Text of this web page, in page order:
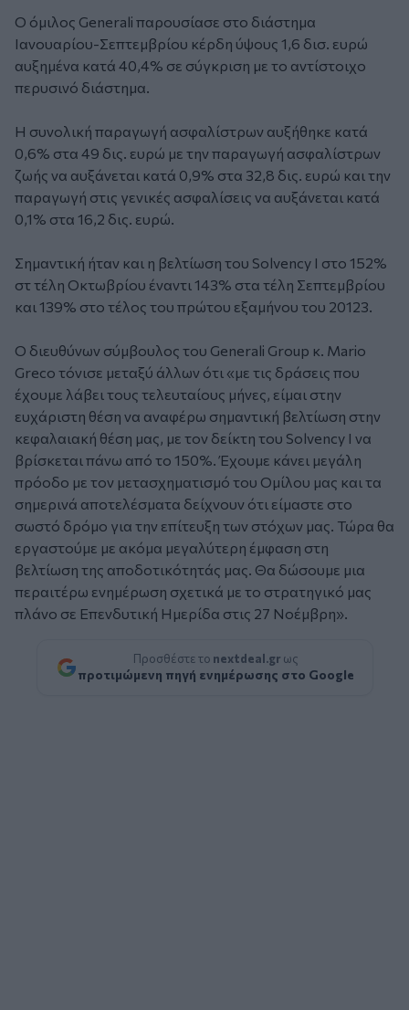
Ο όμιλος Generali παρουσίασε στο διάστημα
Ιανουαρίου-Σεπτεμβρίου κέρδη ύψους 1,6 δισ. ευρώ
αυξημένα κατά 40,4% σε σύγκριση με το αντίστοιχο
περυσινό διάστημα.
Η συνολική παραγωγή ασφαλίστρων αυξήθηκε κατά
0,6% στα 49 δις. ευρώ με την παραγωγή ασφαλίστρων
ζωής να αυξάνεται κατά 0,9% στα 32,8 δις. ευρώ και την
παραγωγή στις γενικές ασφαλίσεις να αυξάνεται κατά
0,1% στα 16,2 δις. ευρώ.
Σημαντική ήταν και η βελτίωση του Solvency I στο 152%
στ τέλη Οκτωβρίου έναντι 143% στα τέλη Σεπτεμβρίου
και 139% στο τέλος του πρώτου εξαμήνου του 20123.
Ο διευθύνων σύμβουλος του Generali Group κ. Mario
Greco τόνισε μεταξύ άλλων ότι «με τις δράσεις που
έχουμε λάβει τους τελευταίους μήνες, είμαι στην
ευχάριστη θέση να αναφέρω σημαντική βελτίωση στην
κεφαλαιακή θέση μας, με τον δείκτη του Solvency I να
βρίσκεται πάνω από το 150%. Έχουμε κάνει μεγάλη
πρόοδο με τον μετασχηματισμό του Ομίλου μας και τα
σημερινά αποτελέσματα δείχνουν ότι είμαστε στο
σωστό δρόμο για την επίτευξη των στόχων μας. Τώρα θα
εργαστούμε με ακόμα μεγαλύτερη έμφαση στη
βελτίωση της αποδοτικότητάς μας. Θα δώσουμε μια
περαιτέρω ενημέρωση σχετικά με το στρατηγικό μας
πλάνο σε Επενδυτική Ημερίδα στις 27 Νοέμβρη».
Προσθέστε το nextdeal.gr ως
προτιμώμενη πηγή ενημέρωσης στο Google